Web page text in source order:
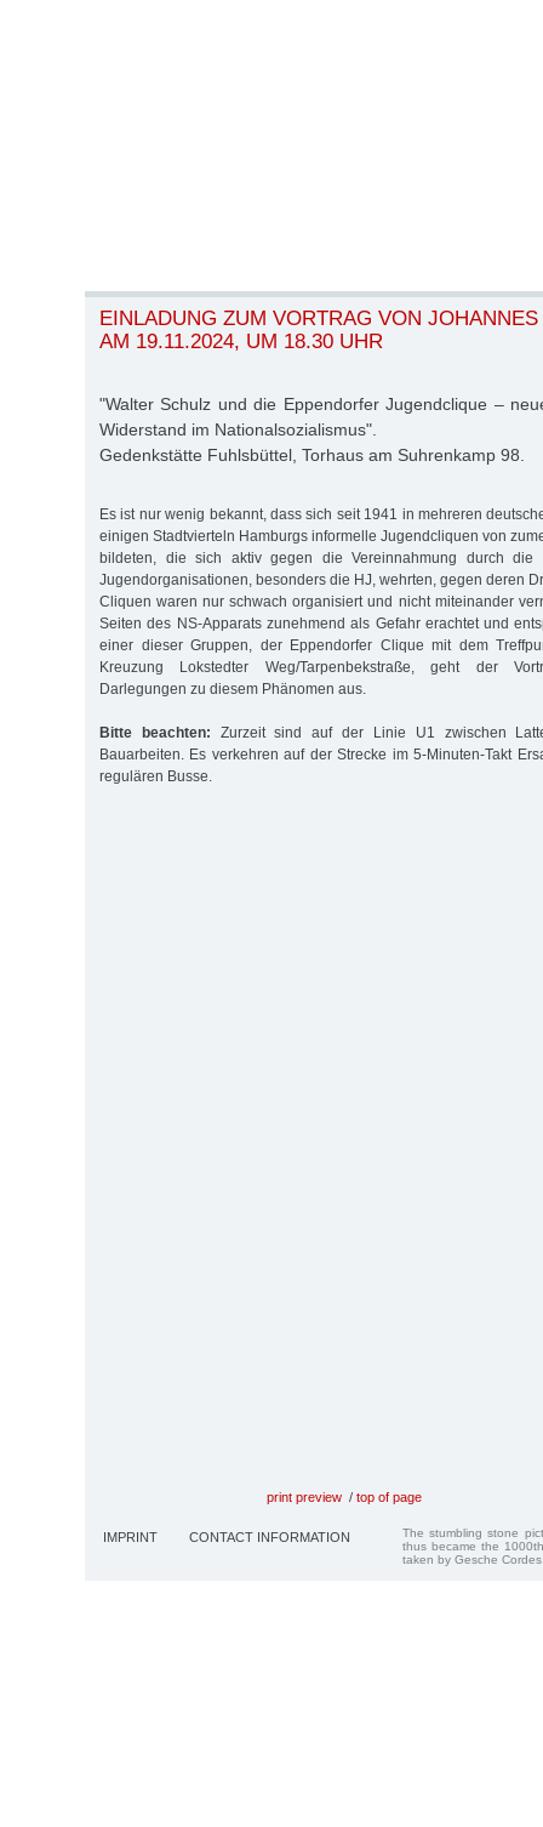
EINLADUNG ZUM VORTRAG VON
AM 19.11.2024, UM 18.30 UHR
"Walter Schulz und die Eppendorfer Jugendclique –
Widerstand im Nationalsozialismus".
Gedenkstätte Fuhlsbüttel, Torhaus am Suhrenkamp 98.
Es ist nur wenig bekannt, dass sich seit 1941 in mehreren
einigen Stadtvierteln Hamburgs informelle Jugendcliquen von
bildeten, die sich aktiv gegen die Vereinnahmung durch die
Jugendorganisationen, besonders die HJ, wehrten, gegen deren
Cliquen waren nur schwach organisiert und nicht miteinander
Seiten des NS-Apparats zunehmend als Gefahr erachtet und
einer dieser Gruppen, der Eppendorfer Clique mit dem
Kreuzung Lokstedter Weg/Tarpenbekstraße, geht der
Darlegungen zu diesem Phänomen aus.
Bitte beachten: Zurzeit sind auf der Linie U1 zwischen
Bauarbeiten. Es verkehren auf der Strecke im 5-Minuten-Takt
regulären Busse.
print preview / top of page
IMPRINT CONTACT INFORMATION
The stumbling stone
thus became the
taken by Gesche